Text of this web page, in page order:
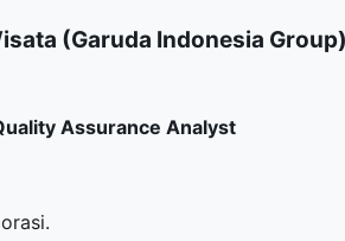
(Garuda Indonesia Group)
Assurance Analyst